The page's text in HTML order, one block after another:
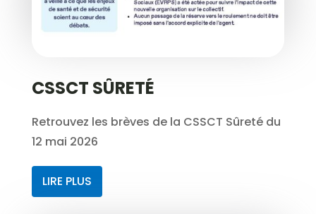
CSSCT SÛRETÉ
Retrouvez les brèves de la CSSCT Sûreté du
12 mai 2026
LIRE PLUS